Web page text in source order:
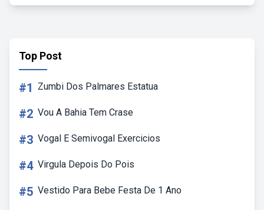
Top Post
#1 Zumbi Dos Palmares Estatua
#2 Vou A Bahia Tem Crase
#3 Vogal E Semivogal Exercicios
#4 Virgula Depois Do Pois
#5 Vestido Para Bebe Festa De 1 Ano